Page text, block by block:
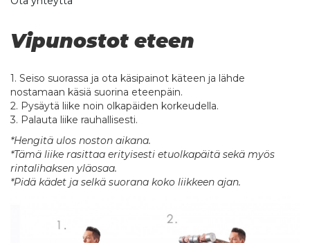
Vipunostot eteen
1. Seiso suorassa ja ota käsipainot käteen ja lähde
nostamaan käsiä suorina eteenpäin.
2. Pysäytä liike noin olkapäiden korkeudella.
3. Palauta liike rauhallisesti.
*Hengitä ulos noston aikana.
*Tämä liike rasittaa erityisesti etuolkapäitä sekä myös
rintalihaksen yläosaa.
*Pidä kädet ja selkä suorana koko liikkeen ajan.